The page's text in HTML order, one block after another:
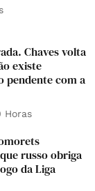
Chaves volta
existe
pendente com a
Horas
russo obriga
da Liga